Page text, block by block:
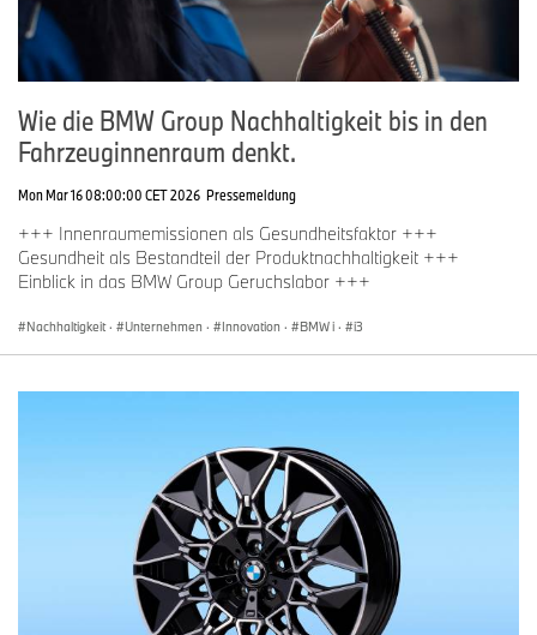
Wie die BMW Group Nachhaltigkeit bis in den
Fahrzeuginnenraum denkt.
Mon Mar 16 08:00:00 CET 2026 Pressemeldung
+++ Innenraumemissionen als Gesundheitsfaktor +++
Gesundheit als Bestandteil der Produktnachhaltigkeit +++
Einblick in das BMW Group Geruchslabor +++
Nachhaltigkeit · Unternehmen · Innovation · BMW i · i3